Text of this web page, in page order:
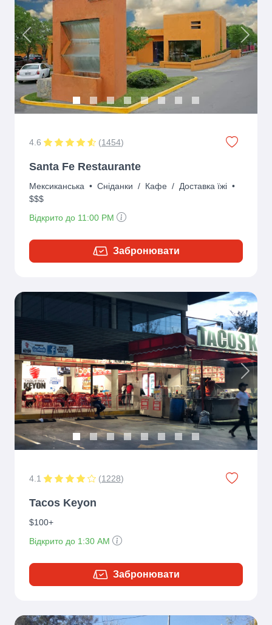
Previous Next
4.6 (1454)
Santa Fe Restaurante
Мексиканська • Сніданки / Кафе / Доставка їжі •
$$$
Відкрито до 11:00 PM
Забронювати
Previous Next
4.1 (1228)
Tacos Keyon
$100+
Відкрито до 1:30 AM
Забронювати